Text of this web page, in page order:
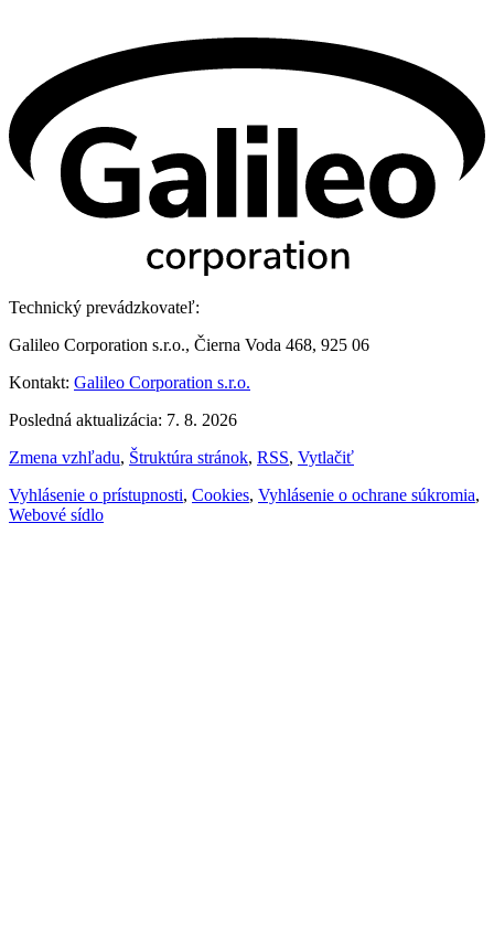
Technický prevádzkovateľ:
Galileo Corporation s.r.o., Čierna Voda 468, 925 06
Kontakt: Galileo Corporation s.r.o.
Posledná aktualizácia: 7. 8. 2026
Zmena vzhľadu, Štruktúra stránok, RSS, Vytlačiť
Vyhlásenie o prístupnosti, Cookies, Vyhlásenie o ochrane súkromia,
Webové sídlo